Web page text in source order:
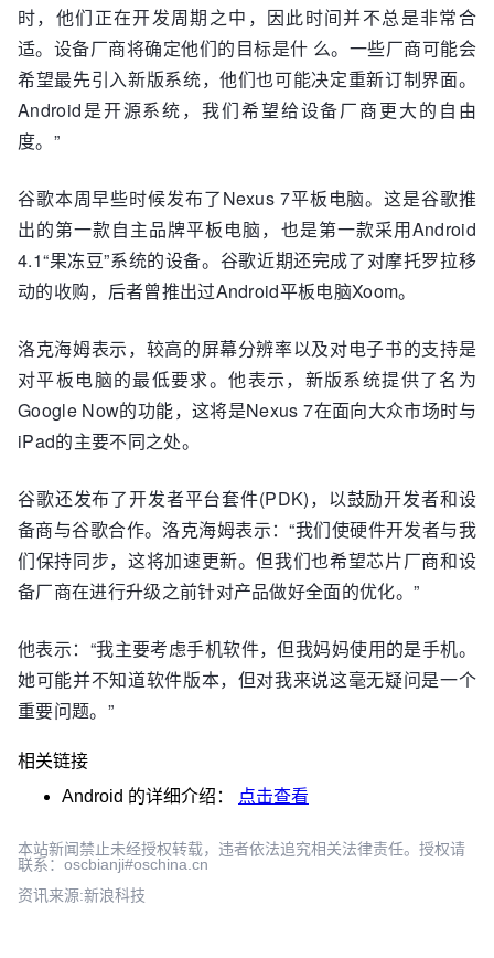
时，他们正在开发周期之中，因此时间并不总是非常合
适。设备厂商将确定他们的目标是什 么。一些厂商可能会
希望最先引入新版系统，他们也可能决定重新订制界面。
Android是开源系统，我们希望给设备厂商更大的自由
度。”
谷歌本周早些时候发布了Nexus 7平板电脑。这是谷歌推
出的第一款自主品牌平板电脑，也是第一款采用Android
4.1“果冻豆”系统的设备。谷歌近期还完成了对摩托罗拉移
动的收购，后者曾推出过Android平板电脑Xoom。
洛克海姆表示，较高的屏幕分辨率以及对电子书的支持是
对平板电脑的最低要求。他表示，新版系统提供了名为
Google Now的功能，这将是Nexus 7在面向大众市场时与
iPad的主要不同之处。
谷歌还发布了开发者平台套件(PDK)，以鼓励开发者和设
备商与谷歌合作。洛克海姆表示：“我们使硬件开发者与我
们保持同步，这将加速更新。但我们也希望芯片厂商和设
备厂商在进行升级之前针对产品做好全面的优化。”
他表示：“我主要考虑手机软件，但我妈妈使用的是手机。
她可能并不知道软件版本，但对我来说这毫无疑问是一个
重要问题。”
相关链接
Android 的详细介绍： 点击查看
本站新闻禁止未经授权转载，违者依法追究相关法律责任。授权请
联系：oscbianji#oschina.cn
资讯来源:新浪科技